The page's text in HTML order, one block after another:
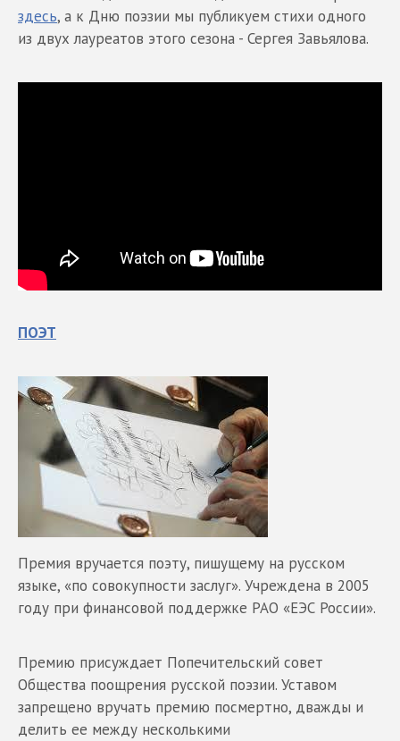
здесь, а к Дню поэзии мы публикуем стихи одного
из двух лауреатов этого сезона - Сергея Завьялова.
ПОЭТ
Премия вручается поэту, пишущему на русском
языке, «по совокупности заслуг». Учреждена в 2005
году при финансовой поддержке РАО «ЕЭС России».
Премию присуждает Попечительский совет
Общества поощрения русской поэзии. Уставом
запрещено вручать премию посмертно, дважды и
делить ее между несколькими